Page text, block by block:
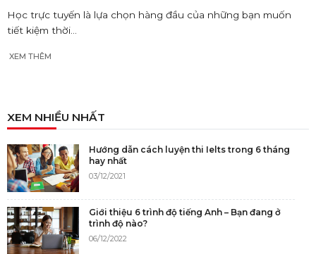
Học trực tuyến là lựa chọn hàng đầu của những bạn muốn
tiết kiệm thời...
XEM THÊM
XEM NHIỀU NHẤT
Hướng dẫn cách luyện thi Ielts trong 6 tháng
hay nhất
03/12/2021
Giới thiệu 6 trình độ tiếng Anh – Bạn đang ở
trình độ nào?
06/12/2022